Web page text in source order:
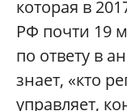
которая в
РФ почти 19
по ответу в
знает, «кто
управляет,